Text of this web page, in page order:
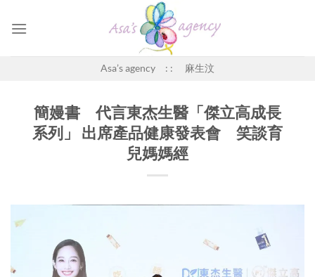
Asa’s agency : : 麻生汶
簡嫚書 代言東杰生醫「傑立高成長
系列」 出席產品健康發表會 笑談育
兒媽媽經